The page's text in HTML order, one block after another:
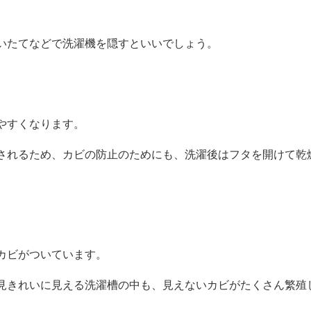
てなどで洗濯機を隠すといいでしょう。
くなります。
れるため、カビの防止のためにも、洗濯後はフタを開けて乾
がついています。
きれいに見える洗濯槽の中も、見えないカビがたくさん繁殖